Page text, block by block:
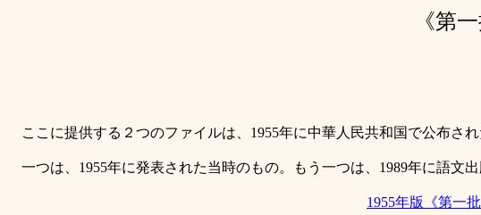
《第
ここに提供する２つのファイルは、1955年に中華人民共和国で公布さ
一つは、1955年に発表された当時のもの。もう一つは、1989年に語文
1955年版《第一